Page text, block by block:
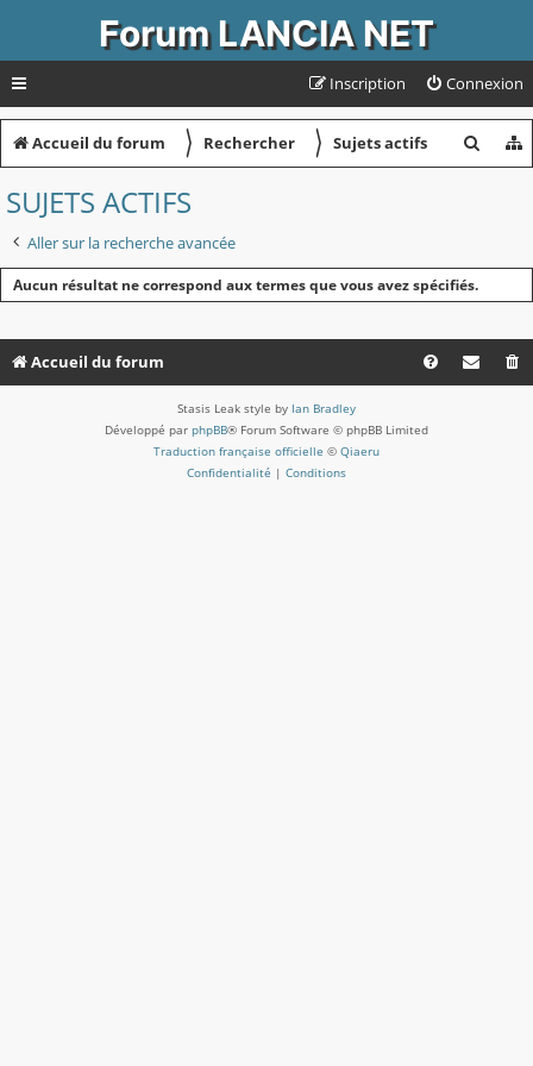
Forum LANCIA NET
Connexion
Inscription
Accueil du forum 〉 Rechercher 〉 Sujets actifs
h
SUJETS ACTIFS
Aller sur la recherche avancée
Aucun résultat ne correspond aux termes que vous avez spécifiés.
Accueil du forum
Stasis Leak style by Ian Bradley
Développé par phpBB® Forum Software © phpBB Limited
Traduction française officielle © Qiaeru
Confidentialité | Conditions